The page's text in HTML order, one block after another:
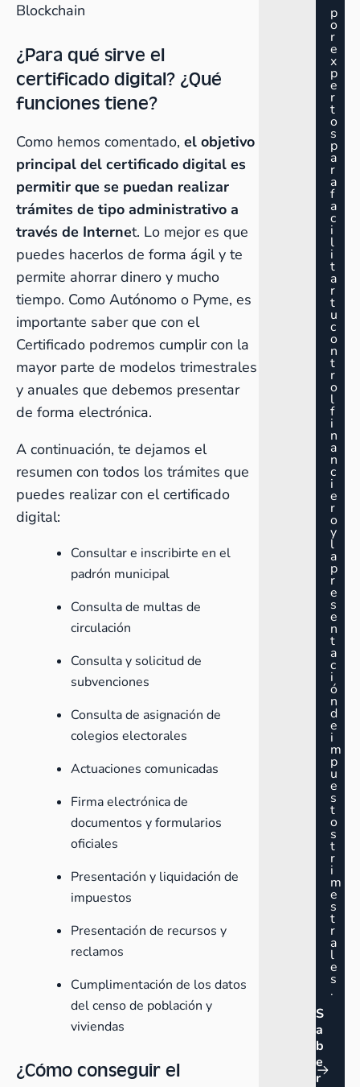
Blockchain
¿Para qué sirve el
certificado digital? ¿Qué
funciones tiene?
Como hemos comentado, el objetivo
principal del certificado digital es
permitir que se puedan realizar
trámites de tipo administrativo a
través de Internet. Lo mejor es que
puedes hacerlos de forma ágil y te
permite ahorrar dinero y mucho
tiempo. Como Autónomo o Pyme, es
importante saber que con el
Certificado podremos cumplir con la
mayor parte de modelos trimestrales
y anuales que debemos presentar
de forma electrónica.
A continuación, te dejamos el
resumen con todos los trámites que
puedes realizar con el certificado
digital:
Consultar e inscribirte en el
padrón municipal
Consulta de multas de
circulación
Consulta y solicitud de
subvenciones
Consulta de asignación de
colegios electorales
Actuaciones comunicadas
Firma electrónica de
documentos y formularios
oficiales
Presentación y liquidación de
impuestos
Presentación de recursos y
reclamos
Cumplimentación de los datos
del censo de población y
viviendas
¿Cómo conseguir el
p
o
r
e
x
p
e
r
t
o
s
p
a
r
a
f
a
c
i
l
i
t
a
r
t
u
c
o
n
t
r
o
l
f
i
n
a
n
c
i
e
r
o
y
l
a
p
r
e
s
e
n
t
a
c
i
ó
n
d
e
i
m
p
u
e
s
t
o
s
t
r
i
m
e
s
t
r
a
l
e
s
.
S
a
b
e
r